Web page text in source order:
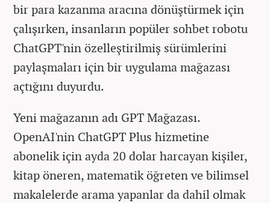
bir para kazanma aracına dönüştürmek için
çalışırken, insanların popüler sohbet robotu
ChatGPT'nin özelleştirilmiş sürümlerini
paylaşmaları için bir uygulama mağazası
açtığını duyurdu.
Yeni mağazanın adı GPT Mağazası.
OpenAI'nin ChatGPT Plus hizmetine
abonelik için ayda 20 dolar harcayan kişiler,
kitap öneren, matematik öğreten ve bilimsel
makalelerde arama yapanlar da dahil olmak